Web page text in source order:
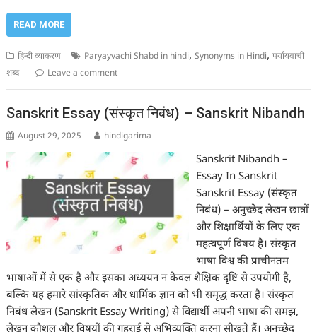
READ MORE
हिन्दी व्याकरण Paryayvachi Shabd in hindi,Synonyms in Hindi,पर्यायवाची
शब्द
Leave a comment
Sanskrit Essay (संस्कृत निबंध) – Sanskrit Nibandh
August 29, 2025 hindigarima
Sanskrit Nibandh –
Essay In Sanskrit
Sanskrit Essay (संस्कृत
निबंध) – अनुच्छेद लेखन छात्रों
और शिक्षार्थियों के लिए एक
महत्वपूर्ण विषय है। संस्कृत
भाषा विश्व की प्राचीनतम
भाषाओं में से एक है और इसका अध्ययन न केवल शैक्षिक दृष्टि से उपयोगी है,
बल्कि यह हमारे सांस्कृतिक और धार्मिक ज्ञान को भी समृद्ध करता है। संस्कृत
निबंध लेखन (Sanskrit Essay Writing) से विद्यार्थी अपनी भाषा की समझ,